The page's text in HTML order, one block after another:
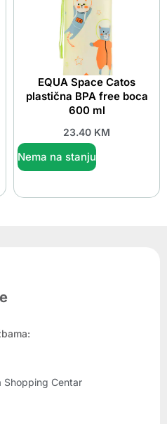
EQUA Space Catos
plastična BPA free boca
600 ml
23.40 KM
Nema na stanju
Shopping Centar